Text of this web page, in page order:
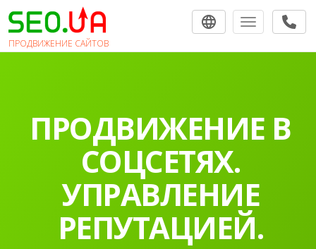
ПРОДВИЖЕНИЕ САЙТОВ
Toggle
ПРОДВИЖЕНИЕ В
СОЦСЕТЯХ.
УПРАВЛЕНИЕ
РЕПУТАЦИЕЙ.